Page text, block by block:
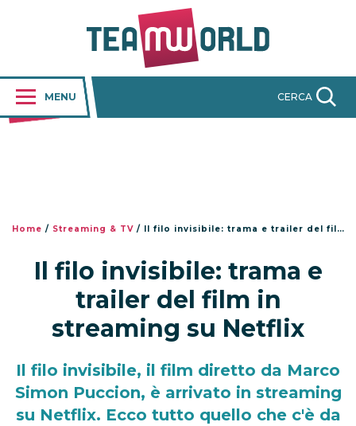
MENU CERCA
Home / Streaming & TV / Il filo invisibile: trama e trailer del film in streaming su Netflix
Il filo invisibile: trama e
trailer del film in
streaming su Netflix
Il filo invisibile, il film diretto da Marco
Simon Puccion, è arrivato in streaming
su Netflix. Ecco tutto quello che c'è da